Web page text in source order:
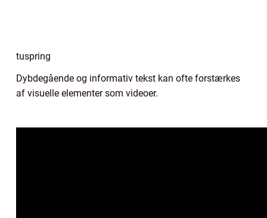
tuspring
Dybdegående og informativ tekst kan ofte forstærkes
af visuelle elementer som videoer.